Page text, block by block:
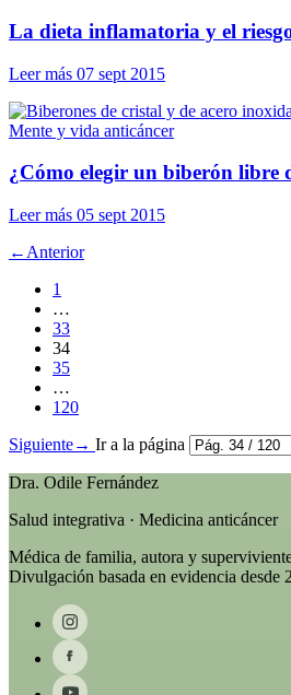
La dieta inflamatoria y el
Leer más 07 sept 2015
Mente y vida anticáncer
¿Cómo elegir un biberón libre
Leer más 05 sept 2015
← Anterior
1
…
33
34
35
…
120
Siguiente→ Ir a la página
Dra. Odile Fernández
Salud integrativa · Medicina anticáncer
Médica de familia, autora y
Divulgación basada en evidencia desde